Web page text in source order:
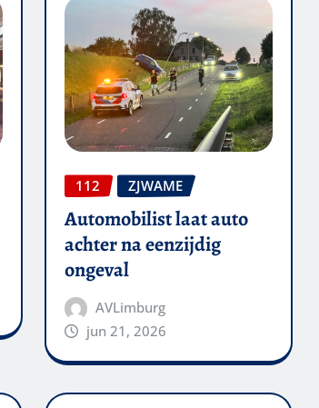
112 ZJWAME
Automobilist laat auto
achter na eenzijdig
ongeval
AVLimburg
jun 21, 2026